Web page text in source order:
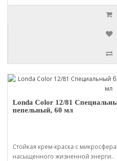
Londa Color 12/81
пепельный, 60 мл
Стойкая крем-краска с
насыщенного жизненной энерги..